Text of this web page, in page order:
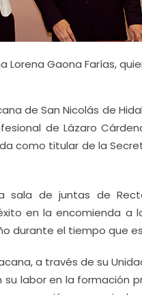
Lorena Gaona Farías,
de San Nicolás de
de Lázaro
como titular de la
sala de juntas de
en la encomienda a
durante el tiempo que
a través de su
su labor en la formación